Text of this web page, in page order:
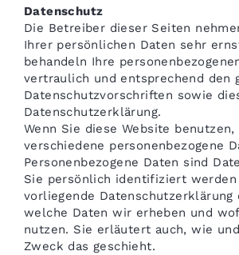
Datenschutz
Die Betreiber dieser Seiten
Ihrer persönlichen Daten sehr
behandeln Ihre
vertraulich und entsprechend den
Datenschutzvorschriften sowie
Datenschutzerklärung.
Wenn Sie diese Website benutzen,
verschiedene personenbezogene
Personenbezogene Daten sind
Sie persönlich identifiziert werden
vorliegende Datenschutzerklärung
welche Daten wir erheben und
nutzen. Sie erläutert auch, wie
Zweck das geschieht.